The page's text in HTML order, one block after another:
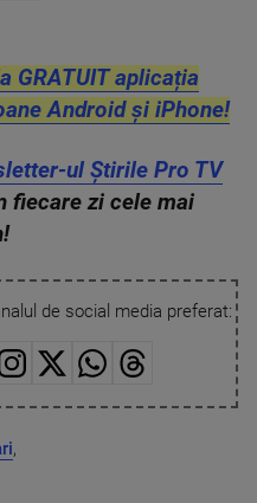
GRATUIT aplicația
Android și iPhone!
ul Știrile Pro TV
fiecare zi cele mai
de social media preferat:
,